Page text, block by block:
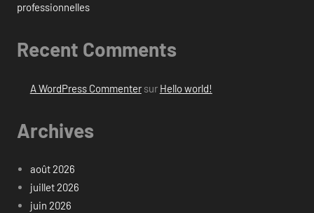
professionnelles
Recent Comments
A WordPress Commentersur Hello world!
Archives
août 2026
juillet 2026
juin 2026